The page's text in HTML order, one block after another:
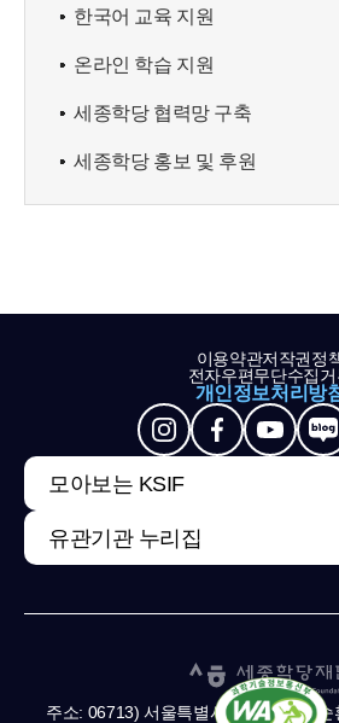
한국어 교육 지원
온라인 학습 지원
세종학당 협력망 구축
세종학당 홍보 및 후원
이용약관저작권정
전자우편무단수집
개인정보처리방
모아보는 KSIF
유관기관 누리집
주소: 06713) 서울특별시 서초구 남부